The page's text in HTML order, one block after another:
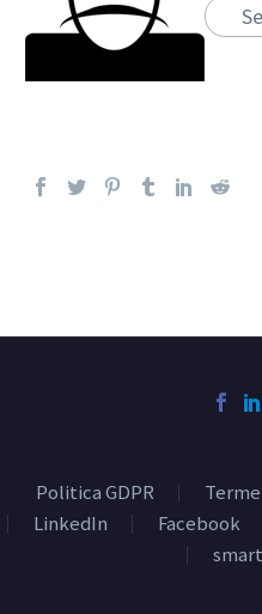
Politica GDPR
LinkedIn
Facebook